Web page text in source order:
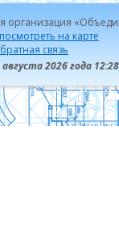
посмотреть на карте
связь
августа 2026 года 12:28